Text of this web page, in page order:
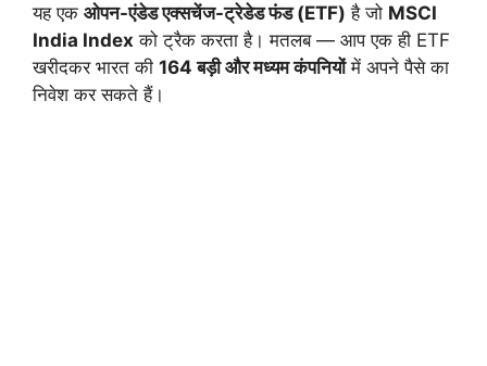
यह एक ओपन-एंडेड एक्सचेंज-ट्रेडेड फंड (ETF) है जो MSCI
India Index को ट्रैक करता है। मतलब — आप एक ही ETF
खरीदकर भारत की 164 बड़ी और मध्यम कंपनियोंमें अपने पैसे का
निवेश कर सकते हैं।